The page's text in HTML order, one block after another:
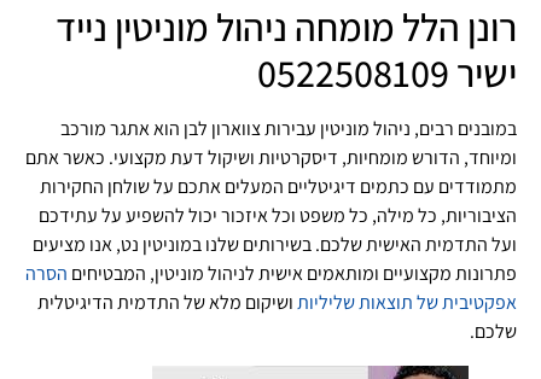
רונן הלל מומחה ניהול מוניטין נייד
ישיר 0522508109
במובנים רבים, ניהול מוניטין עבירות צווארון לבן הוא אתגר מורכב
ומיוחד, הדורש מומחיות, דיסקרטיות ושיקול דעת מקצועי. כאשר אתם
מתמודדים עם כתמים דיגיטליים המעלים אתכם על שולחן החקירות
הציבוריות, כל מילה, כל משפט וכל איזכור יכול להשפיע על עתידכם
ועל התדמית האישית שלכם. בשירותים שלנו במוניטין נט, אנו מציעים
פתרונות מקצועיים ומותאמים אישית לניהול מוניטין, המבטיחיםהסרה
אפקטיבית של תוצאות שליליותושיקום מלא של התדמית הדיגיטלית
שלכם.